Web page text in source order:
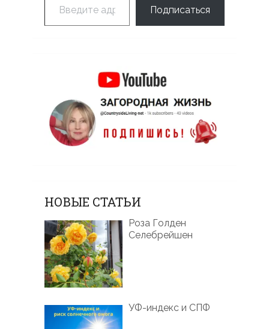
Подписаться
НОВЫЕ СТАТЬИ
Роза Голден
Селебрейшен
УФ-индекс и СПФ